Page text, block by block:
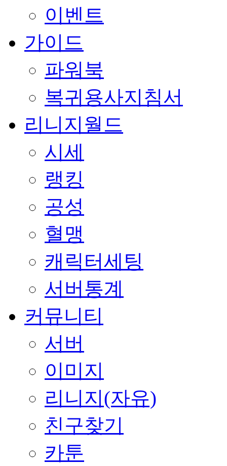
이벤트
가이드
파워북
복귀용사지침서
리니지월드
시세
랭킹
공성
혈맹
캐릭터세팅
서버통계
커뮤니티
서버
이미지
리니지(자유)
친구찾기
카툰